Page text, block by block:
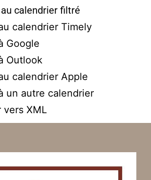
calendrier filtré
calendrier Timely
Google
Outlook
calendrier Apple
un autre calendrier
vers XML